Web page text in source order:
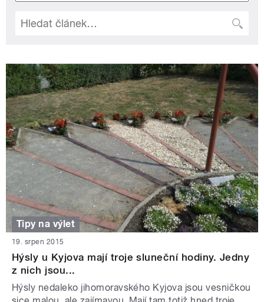
Tipy na výlet
19. srpen 2015
Hýsly u Kyjova mají troje sluneční hodiny. Jedny
z nich jsou...
Hýsly nedaleko jihomoravského Kyjova jsou vesničkou